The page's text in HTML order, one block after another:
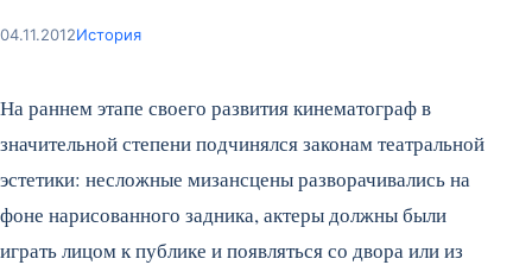
04.11.2012История
На раннем этапе своего развития кинематограф в
значительной степени подчинялся законам театральной
эстетики: несложные мизансцены разворачивались на
фоне нарисованного задника, актеры должны были
играть лицом к публике и появляться со двора или из